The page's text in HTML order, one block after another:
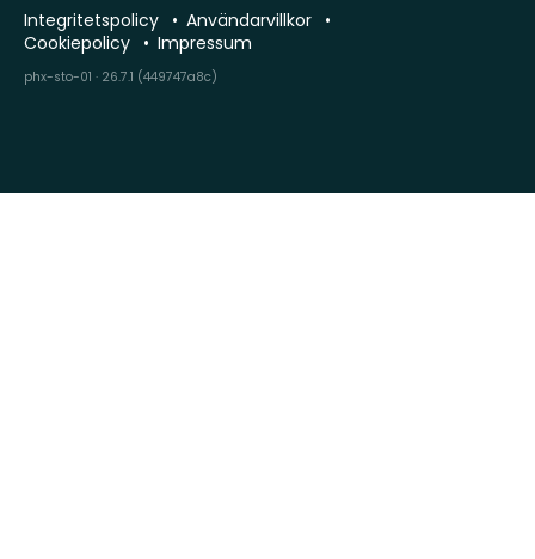
Integritetspolicy
Användarvillkor
Cookiepolicy
Impressum
phx-sto-01 · 26.7.1 (449747a8c)